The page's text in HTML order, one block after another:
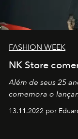
FASHION WEEK
NK Store
Além de seus 25
comemora o
13.11.2022 por